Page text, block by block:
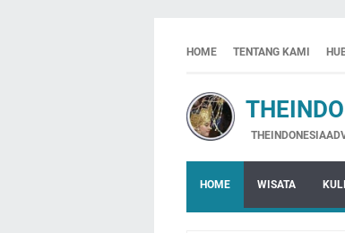
HOME TENTANG KAMI
HOME WISATA